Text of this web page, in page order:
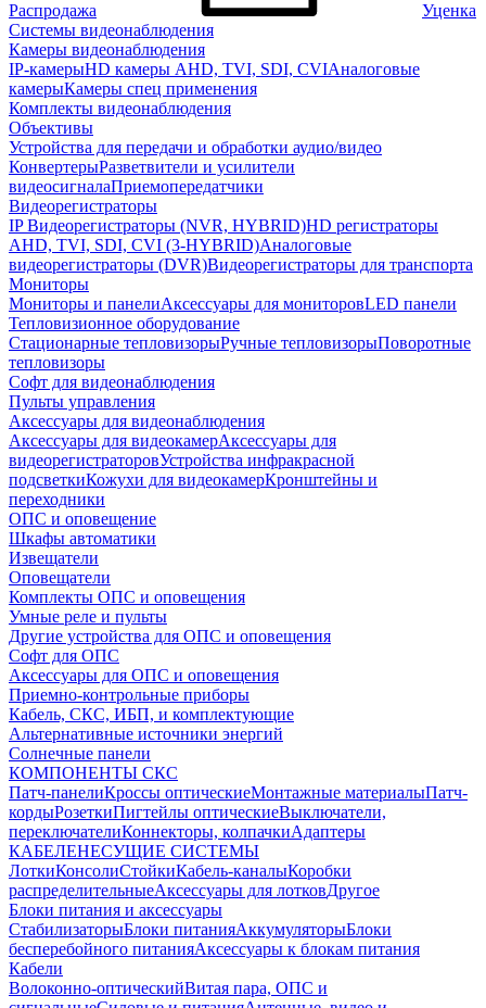
Распродажа
Уценка
Системы видеонаблюдения
Камеры видеонаблюдения
IP-камерыHD камеры AHD, TVI, SDI, CVIАналоговые
камерыКамеры спец применения
Комплекты видеонаблюдения
Объективы
Устройства для передачи и обработки аудио/видео
КонвертерыРазветвители и усилители
видеосигналаПриемопередатчики
Видеорегистраторы
IP Видеорегистраторы (NVR, HYBRID)HD регистраторы
AHD, TVI, SDI, CVI (3-HYBRID)Аналоговые
видеорегистраторы (DVR)Видеорегистраторы для транспорта
Мониторы
Мониторы и панелиАксессуары для мониторовLED панели
Тепловизионное оборудование
Стационарные тепловизорыРучные тепловизорыПоворотные
тепловизоры
Софт для видеонаблюдения
Пульты управления
Аксессуары для видеонаблюдения
Аксессуары для видеокамерАксессуары для
видеорегистраторовУстройства инфракрасной
подсветкиКожухи для видеокамерКронштейны и
переходники
ОПС и оповещение
Шкафы автоматики
Извещатели
Оповещатели
Комплекты ОПС и оповещения
Умные реле и пульты
Другие устройства для ОПС и оповещения
Софт для ОПС
Аксессуары для ОПС и оповещения
Приемно-контрольные приборы
Кабель, СКС, ИБП, и комплектующие
Альтернативные источники энергий
Солнечные панели
КОМПОНЕНТЫ СКС
Патч-панелиКроссы оптическиеМонтажные материалыПатч-
кордыРозеткиПигтейлы оптическиеВыключатели,
переключателиКоннекторы, колпачкиАдаптеры
КАБЕЛЕНЕСУЩИЕ СИСТЕМЫ
ЛоткиКонсолиСтойкиКабель-каналыКоробки
распределительныеАксессуары для лотковДругое
Блоки питания и аксессуары
СтабилизаторыБлоки питанияАккумуляторыБлоки
бесперебойного питанияАксессуары к блокам питания
Кабели
Волоконно-оптическийВитая пара, ОПС и